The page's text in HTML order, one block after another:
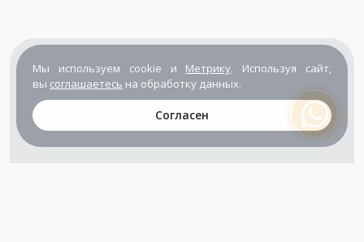
Мы используем cookie и Метрику. Используя сайт,
вы соглашаетесь на обработку данных.
Согласен